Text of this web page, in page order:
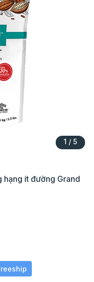
1 / 5
ít đường Grand